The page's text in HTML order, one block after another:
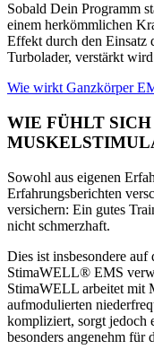
Sobald Dein Programm
einem herkömmlichen
Effekt durch den Einsatz
Turbolader, verstärkt
Wie wirkt Ganzkörper
WIE FÜHLT
Sowohl aus eigenen
Erfahrungsberichten
versichern: Ein gutes
nicht schmerzhaft.
Dies ist insbesondere
StimaWELL® EMS
StimaWELL arbeitet mit
aufmodulierten
kompliziert, sorgt jedoch
besonders angenehm für